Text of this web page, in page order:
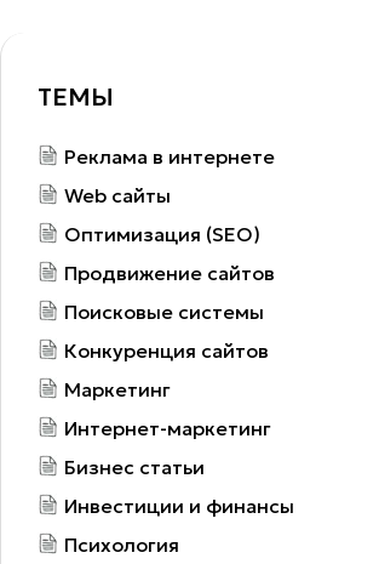
ТЕМЫ
Реклама в интернете
Web сайты
Оптимизация (SEO)
Продвижение сайтов
Поисковые системы
Конкуренция сайтов
Маркетинг
Интернет-маркетинг
Бизнес статьи
Инвестиции и финансы
Психология